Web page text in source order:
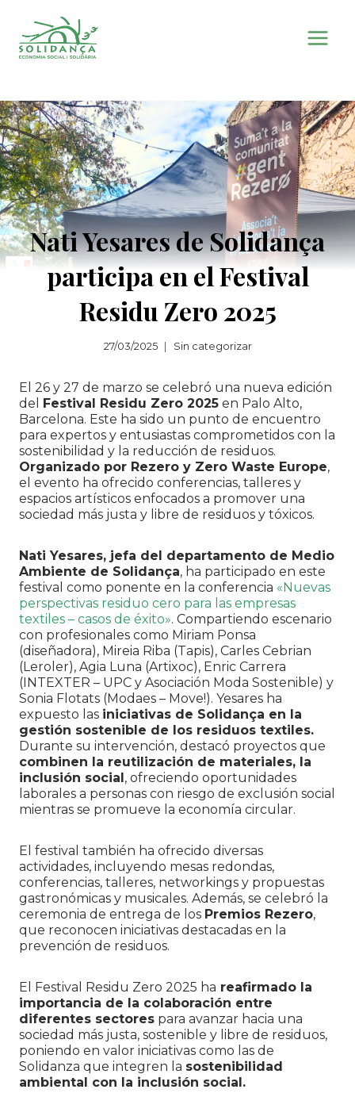
contenido
Nati Yesares de Solidança
participa en el Festival
Residu Zero 2025
27/03/2025 Sin categorizar
El 26 y 27 de marzo se celebró una nueva edición
del Festival Residu Zero 2025 en Palo Alto,
Barcelona. Este ha sido un punto de encuentro
para expertos y entusiastas comprometidos con la
sostenibilidad y la reducción de residuos.
Organizado por Rezero y Zero Waste Europe,
el evento ha ofrecido conferencias, talleres y
espacios artísticos enfocados a promover una
sociedad más justa y libre de residuos y tóxicos.
Nati Yesares, jefa del departamento de Medio
Ambiente de Solidança, ha participado en este
festival como ponente en la conferencia «Nuevas
perspectivas residuo cero para las empresas
textiles – casos de éxito». Compartiendo escenario
con profesionales como Miriam Ponsa
(diseñadora), Mireia Riba (Tapis), Carles Cebrian
(Leroler), Agia Luna (Artixoc), Enric Carrera
(INTEXTER – UPC y Asociación Moda Sostenible) y
Sonia Flotats (Modaes – Move!). Yesares ha
expuesto las iniciativas de Solidança en la
gestión sostenible de los residuos textiles.
Durante su intervención, destacó proyectos que
combinen la reutilización de materiales, la
inclusión social, ofreciendo oportunidades
laborales a personas con riesgo de exclusión social
mientras se promueve la economía circular.
El festival también ha ofrecido diversas
actividades, incluyendo mesas redondas,
conferencias, talleres, networkings y propuestas
gastronómicas y musicales. Además, se celebró la
ceremonia de entrega de los Premios Rezero,
que reconocen iniciativas destacadas en la
prevención de residuos.
El Festival Residu Zero 2025 ha reafirmado la
importancia de la colaboración entre
diferentes sectores para avanzar hacia una
sociedad más justa, sostenible y libre de residuos,
poniendo en valor iniciativas como las de
Solidanza que integren la sostenibilidad
ambiental con la inclusión social.